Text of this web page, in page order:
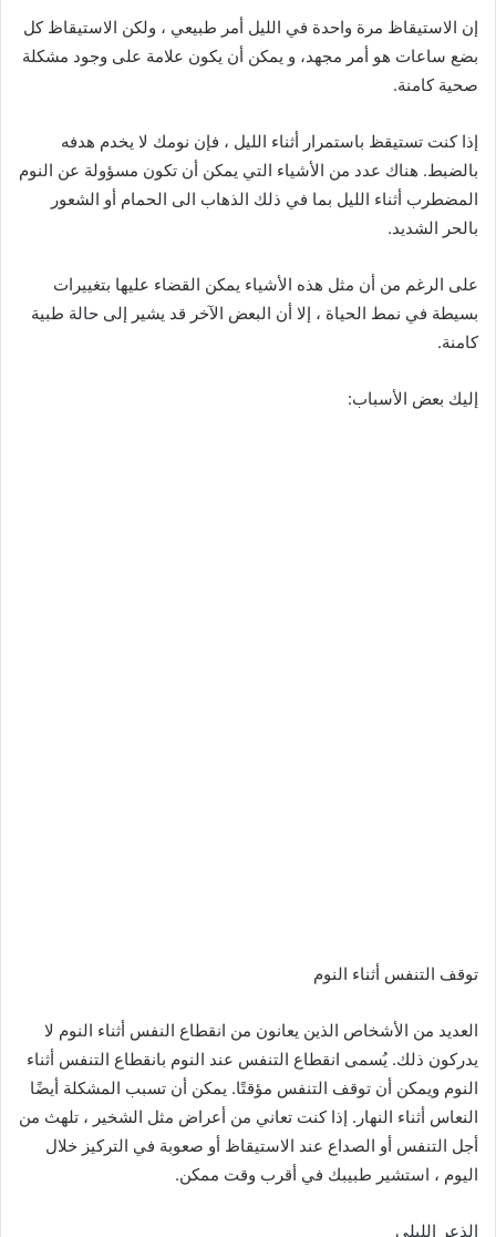
إن الاستيقاظ مرة واحدة في الليل أمر طبيعي ، ولكن الاستيقاظ كل
بضع ساعات هو أمر مجهد، و يمكن أن يكون علامة على وجود مشكلة
صحية كامنة.
إذا كنت تستيقظ باستمرار أثناء الليل ، فإن نومك لا يخدم هدفه
بالضبط. هناك عدد من الأشياء التي يمكن أن تكون مسؤولة عن النوم
المضطرب أثناء الليل بما في ذلك الذهاب الى الحمام أو الشعور
بالحر الشديد.
على الرغم من أن مثل هذه الأشياء يمكن القضاء عليها بتغييرات
بسيطة في نمط الحياة ، إلا أن البعض الآخر قد يشير إلى حالة طبية
كامنة.
إليك بعض الأسباب:
توقف التنفس أثناء النوم
العديد من الأشخاص الذين يعانون من انقطاع النفس أثناء النوم لا
يدركون ذلك. يُسمى انقطاع التنفس عند النوم بانقطاع التنفس أثناء
النوم ويمكن أن توقف التنفس مؤقتًا. يمكن أن تسبب المشكلة أيضًا
النعاس أثناء النهار. إذا كنت تعاني من أعراض مثل الشخير ، تلهث من
أجل التنفس أو الصداع عند الاستيقاظ أو صعوبة في التركيز خلال
اليوم ، استشير طبيبك في أقرب وقت ممكن.
الذعر الليلي